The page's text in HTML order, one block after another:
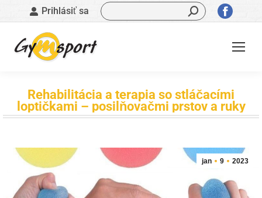
Prihlásiť sa Vyhľadávanie:
sa
otvorí
Rehabilitácia a terapia so stláčacími
loptičkami – posilňovačmi prstov a ruky
jan 9 2023